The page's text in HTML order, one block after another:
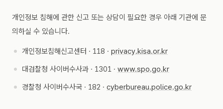
개인정보 침해에 관한 신고 또는 상담이 필요한 경우 아래 기관에 문
의하실 수 있습니다.
개인정보침해신고센터 · 118 · privacy.kisa.or.kr
대검찰청 사이버수사과 · 1301 · www.spo.go.kr
경찰청 사이버수사국 · 182 · cyberbureau.police.go.kr